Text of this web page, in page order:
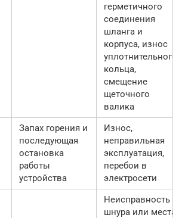
герметичного
соединения
шланга и
корпуса, износ
уплотнительного
кольца,
смещение
щеточного
валика
Запах горения и
последующая
остановка
работы
устройства
Износ,
неправильная
эксплуатация,
перебои в
электросети
Неисправность
шнура или места